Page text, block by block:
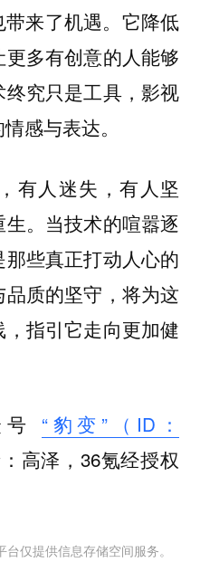
来了机遇。它降低
多有创意的人能够
究只是工具，影视
感与表达。
有人迷失，有人坚
。当技术的喧嚣逐
些真正打动人心的
质的坚守，将为这
指引它走向更加健
“豹变”（ID：
：高泽，36氪经授权
仅提供信息存储空间服务。